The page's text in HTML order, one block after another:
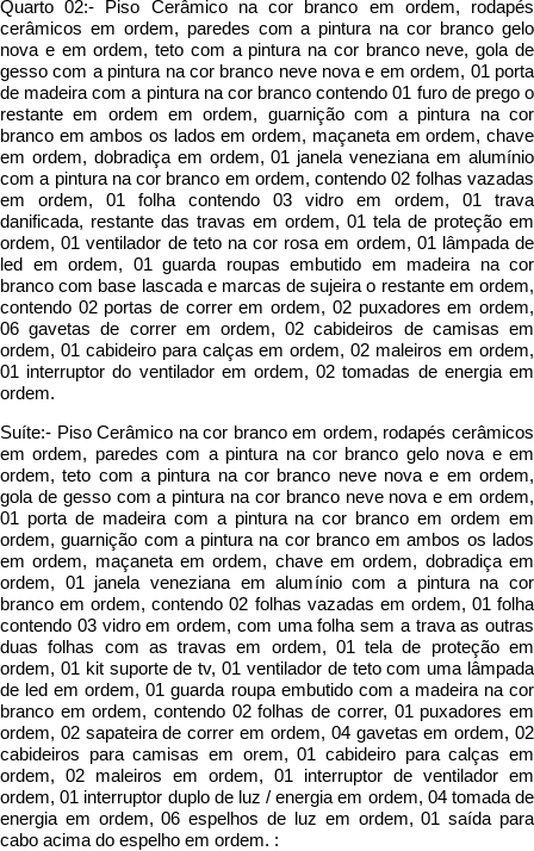
Quarto 02:- Piso Cerâmico na cor branco em ordem, rodapés
cerâmicos em ordem, paredes com a pintura na cor branco gelo
nova e em ordem, teto com a pintura na cor branco neve, gola de
gesso com a pintura na cor branco neve nova e em ordem, 01 porta
de madeira com a pintura na cor branco contendo 01 furo de prego o
restante em ordem em ordem, guarnição com a pintura na cor
branco em ambos os lados em ordem, maçaneta em ordem, chave
em ordem, dobradiça em ordem, 01 janela veneziana em alumínio
com a pintura na cor branco em ordem, contendo 02 folhas vazadas
em ordem, 01 folha contendo 03 vidro em ordem, 01 trava
danificada, restante das travas em ordem, 01 tela de proteção em
ordem, 01 ventilador de teto na cor rosa em ordem, 01 lâmpada de
led em ordem, 01 guarda roupas embutido em madeira na cor
branco com base lascada e marcas de sujeira o restante em ordem,
contendo 02 portas de correr em ordem, 02 puxadores em ordem,
06 gavetas de correr em ordem, 02 cabideiros de camisas em
ordem, 01 cabideiro para calças em ordem, 02 maleiros em ordem,
01 interruptor do ventilador em ordem, 02 tomadas de energia em
ordem.
Suíte:- Piso Cerâmico na cor branco em ordem, rodapés cerâmicos
em ordem, paredes com a pintura na cor branco gelo nova e em
ordem, teto com a pintura na cor branco neve nova e em ordem,
gola de gesso com a pintura na cor branco neve nova e em ordem,
01 porta de madeira com a pintura na cor branco em ordem em
ordem, guarnição com a pintura na cor branco em ambos os lados
em ordem, maçaneta em ordem, chave em ordem, dobradiça em
ordem, 01 janela veneziana em alumínio com a pintura na cor
branco em ordem, contendo 02 folhas vazadas em ordem, 01 folha
contendo 03 vidro em ordem, com uma folha sem a trava as outras
duas folhas com as travas em ordem, 01 tela de proteção em
ordem, 01 kit suporte de tv, 01 ventilador de teto com uma lâmpada
de led em ordem, 01 guarda roupa embutido com a madeira na cor
branco em ordem, contendo 02 folhas de correr, 01 puxadores em
ordem, 02 sapateira de correr em ordem, 04 gavetas em ordem, 02
cabideiros para camisas em orem, 01 cabideiro para calças em
ordem, 02 maleiros em ordem, 01 interruptor de ventilador em
ordem, 01 interruptor duplo de luz / energia em ordem, 04 tomada de
energia em ordem, 06 espelhos de luz em ordem, 01 saída para
cabo acima do espelho em ordem. :